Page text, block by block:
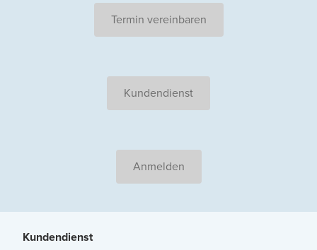
Termin vereinbaren
Kundendienst
Anmelden
Kundendienst